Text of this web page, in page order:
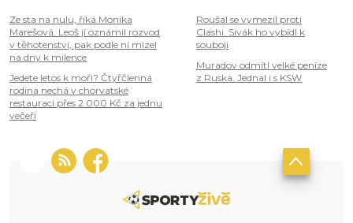
Ze sta na nulu, říká Monika
Marešová. Leoš jí oznámil rozvod
v těhotenství, pak podle ní mizel
na dny k milence
Jedete letos k moři? Čtyřčlenná
rodina nechá v chorvatské
restauraci přes 2 000 Kč za jednu
večeři
Roušal se vymezil proti
Clashi. Sivák ho vybídl k
souboji
Muradov odmítl velké peníze
z Ruska. Jednal i s KSW